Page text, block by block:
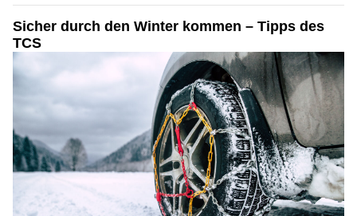
Sicher durch den Winter kommen – Tipps des
TCS